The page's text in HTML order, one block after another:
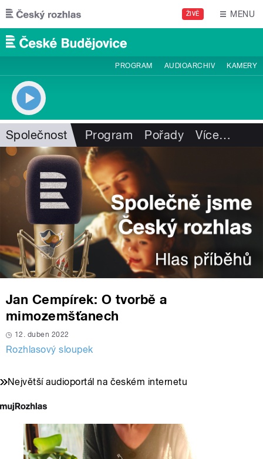
Přejít k hlavnímu obsahu
ŽIVĚ MENU
PROGRAM AUDIOARCHIV KAMERY
Společnost Program Pořady Více…
Jan Cempírek: O tvorbě a
mimozemšťanech
12. duben 2022
Rozhlasový sloupek
Největší audioportál na českém internetu